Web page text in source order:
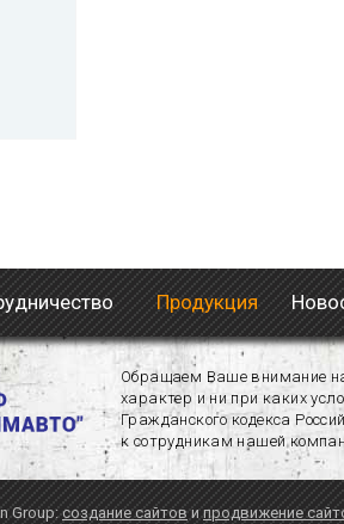
Продукция
Обращаем Ваше внимание
характер и ни при каких
Гражданского кодекса
к сотрудникам нашей
Group: создание сайтов и продвижение